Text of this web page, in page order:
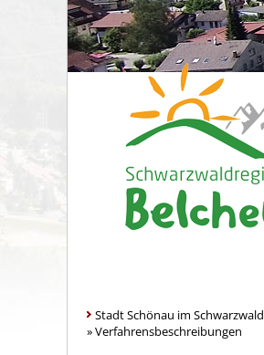
Stadt Schönau im Schwarzwald
»Verfahrensbeschreibungen